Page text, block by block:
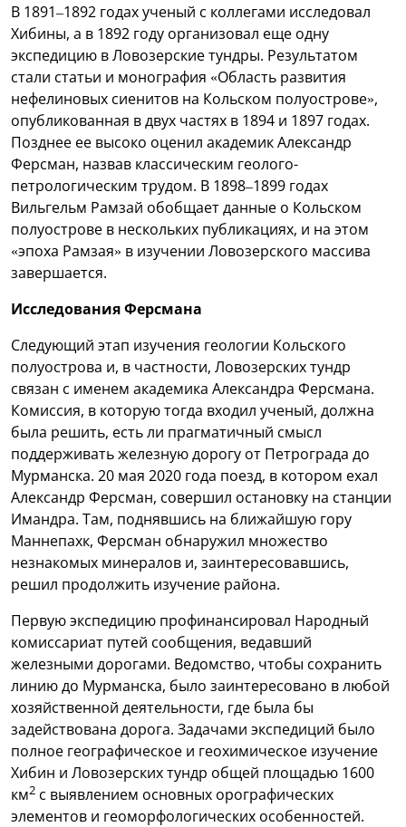
В 1891–1892 годах ученый с коллегами исследовал
Хибины, а в 1892 году организовал еще одну
экспедицию в Ловозерские тундры. Результатом
стали статьи и монография «Область развития
нефелиновых сиенитов на Кольском полуострове»,
опубликованная в двух частях в 1894 и 1897 годах.
Позднее ее высоко оценил академик Александр
Ферсман, назвав классическим геолого-
петрологическим трудом. В 1898–1899 годах
Вильгельм Рамзай обобщает данные о Кольском
полуострове в нескольких публикациях, и на этом
«эпоха Рамзая» в изучении Ловозерского массива
завершается.
Исследования Ферсмана
Следующий этап изучения геологии Кольского
полуострова и, в частности, Ловозерских тундр
связан с именем академика Александра Ферсмана.
Комиссия, в которую тогда входил ученый, должна
была решить, есть ли прагматичный смысл
поддерживать железную дорогу от Петрограда до
Мурманска. 20 мая 2020 года поезд, в котором ехал
Александр Ферсман, совершил остановку на станции
Имандра. Там, поднявшись на ближайшую гору
Маннепахк, Ферсман обнаружил множество
незнакомых минералов и, заинтересовавшись,
решил продолжить изучение района.
Первую экспедицию профинансировал Народный
комиссариат путей сообщения, ведавший
железными дорогами. Ведомство, чтобы сохранить
линию до Мурманска, было заинтересовано в любой
хозяйственной деятельности, где была бы
задействована дорога. Задачами экспедиций было
полное географическое и геохимическое изучение
Хибин и Ловозерских тундр общей площадью 1600
км2 с выявлением основных орографических
элементов и геоморфологических особенностей.